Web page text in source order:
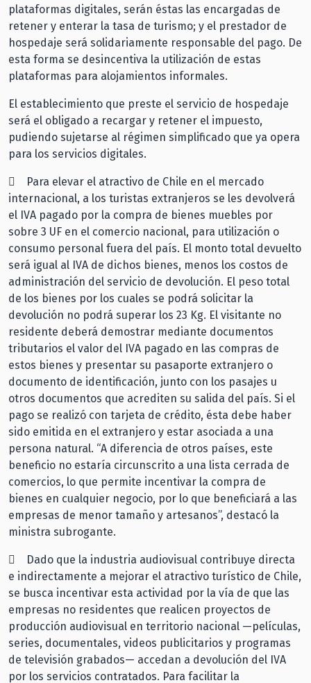
plataformas digitales, serán éstas las encargadas de
retener y enterar la tasa de turismo; y el prestador de
hospedaje será solidariamente responsable del pago. De
esta forma se desincentiva la utilización de estas
plataformas para alojamientos informales.
El establecimiento que preste el servicio de hospedaje
será el obligado a recargar y retener el impuesto,
pudiendo sujetarse al régimen simplificado que ya opera
para los servicios digitales.
 Para elevar el atractivo de Chile en el mercado
internacional, a los turistas extranjeros se les devolverá
el IVA pagado por la compra de bienes muebles por
sobre 3 UF en el comercio nacional, para utilización o
consumo personal fuera del país. El monto total devuelto
será igual al IVA de dichos bienes, menos los costos de
administración del servicio de devolución. El peso total
de los bienes por los cuales se podrá solicitar la
devolución no podrá superar los 23 Kg. El visitante no
residente deberá demostrar mediante documentos
tributarios el valor del IVA pagado en las compras de
estos bienes y presentar su pasaporte extranjero o
documento de identificación, junto con los pasajes u
otros documentos que acrediten su salida del país. Si el
pago se realizó con tarjeta de crédito, ésta debe haber
sido emitida en el extranjero y estar asociada a una
persona natural. “A diferencia de otros países, este
beneficio no estaría circunscrito a una lista cerrada de
comercios, lo que permite incentivar la compra de
bienes en cualquier negocio, por lo que beneficiará a las
empresas de menor tamaño y artesanos”, destacó la
ministra subrogante.
 Dado que la industria audiovisual contribuye directa
e indirectamente a mejorar el atractivo turístico de Chile,
se busca incentivar esta actividad por la vía de que las
empresas no residentes que realicen proyectos de
producción audiovisual en territorio nacional —películas,
series, documentales, videos publicitarios y programas
de televisión grabados— accedan a devolución del IVA
por los servicios contratados. Para facilitar la